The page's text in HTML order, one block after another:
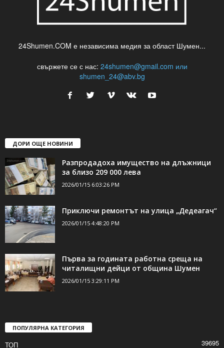
24Shumen.COM е независима медия за област Шумен...
свържете се с нас: 24shumen@gmail.com или
shumen_24@abv.bg
ДОРИ ОЩЕ НОВИНИ
Разпродадоха имущество на длъжници
за близо 209 000 лева
2026/01/15 6:03:26 PM
Приключи ремонтът на улица „Дедеагач“
2026/01/15 4:48:20 PM
Първа за годината работна среща на
читалищни дейци от община Шумен
2026/01/15 3:29:11 PM
ПОПУЛЯРНА КАТЕГОРИЯ
ТОП 39695